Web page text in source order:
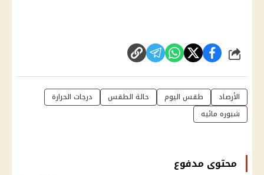
شارك
الأرصاد طقس اليوم حالة الطقس
درجات الحرارة
شبوره مائيه
محتوى مدفوع